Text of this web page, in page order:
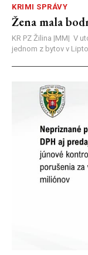
KRIMI SPRÁVY
Žena mala
KR PZ Žilina |MM| V
jednom z bytov v